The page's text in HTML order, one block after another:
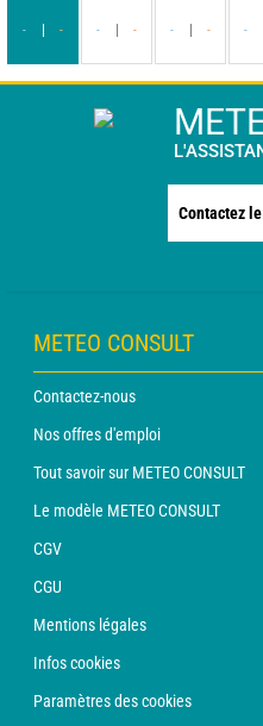
- - - - - - -
Contactez
METEO CONSULT
Contactez-nous
Nos offres d'emploi
Tout savoir sur METEO CONSULT
Le modèle METEO CONSULT
CGV
CGU
Mentions légales
Infos cookies
Paramètres des cookies